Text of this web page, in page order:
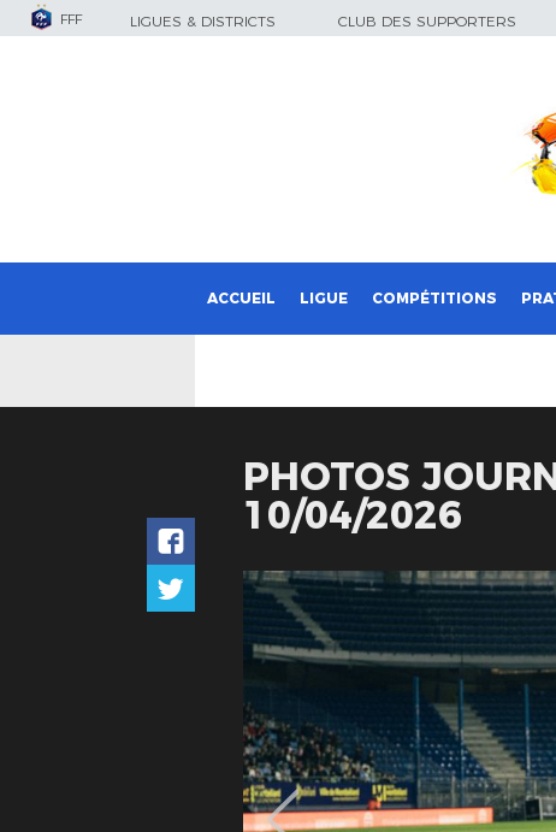
FFF LIGUES & DISTRICTS CLUB DES SUPPORTERS
ACCUEIL LIGUE COMPÉTITIONS
PHOTOS
10/04/2026